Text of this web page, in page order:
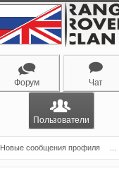
Форум Чат
Пользователи
Новые сообщения профиля